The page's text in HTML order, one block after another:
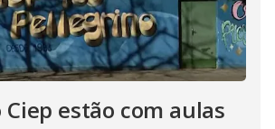
estão com aulas